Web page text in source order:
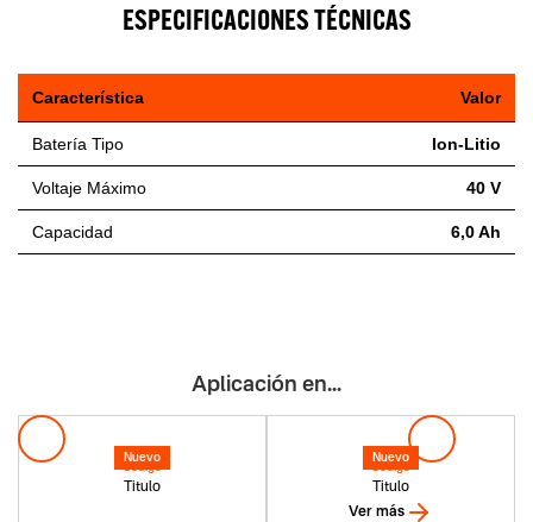
ESPECIFICACIONES TÉCNICAS
Característica Valor
Batería Tipo Ion-Litio
Voltaje Máximo 40 V
Capacidad 6,0 Ah
Aplicación en...
Nuevo
Titulo
Codigo
Nuevo
Titulo
Codigo
Ver más